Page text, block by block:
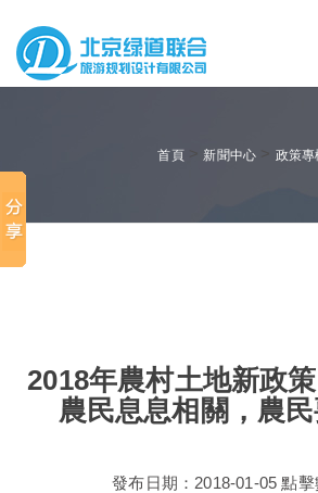
首頁> 新聞中心 政策專
2018年農村土地新政
農民息息相關，農民
發布日期：2018-01-05 點